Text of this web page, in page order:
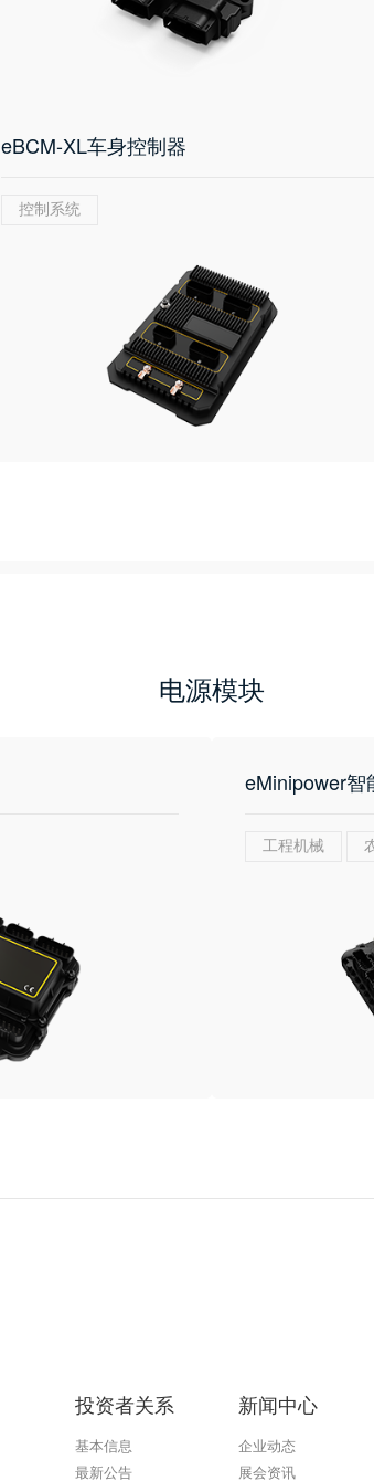
eBCM-XL车身控制器
控制系统
电源模块
eMinipower智
工程机械
投资者关系
基本信息
最新公告
新闻中心
企业动态
展会资讯